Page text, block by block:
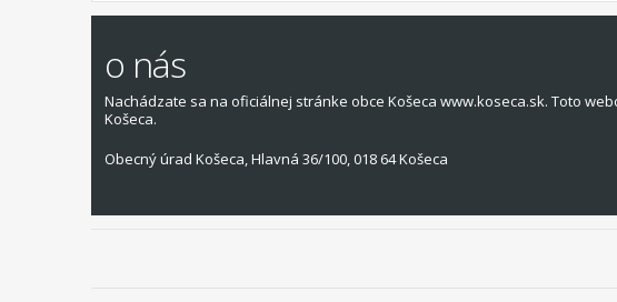
o nás
Nachádzate sa na oficiálnej stránke obce Košeca www.koseca.sk. Toto
Košeca.
Obecný úrad Košeca, Hlavná 36/100, 018 64 Košeca